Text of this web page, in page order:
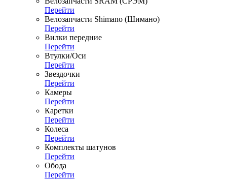
Перейти
Велозапчасти Shimano (Шимано)
Перейти
Вилки передние
Перейти
Втулки/Оси
Перейти
Звездочки
Перейти
Камеры
Перейти
Каретки
Перейти
Колеса
Перейти
Комплекты шатунов
Перейти
Обода
Перейти